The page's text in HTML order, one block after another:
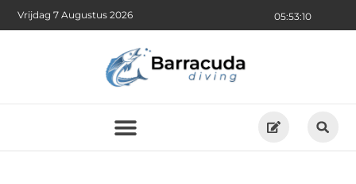
05:53:11
Vrijdag 7 Augustus 2026